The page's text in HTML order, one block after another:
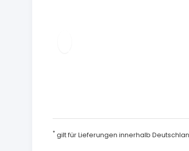
* gilt für Lieferungen innerhalb